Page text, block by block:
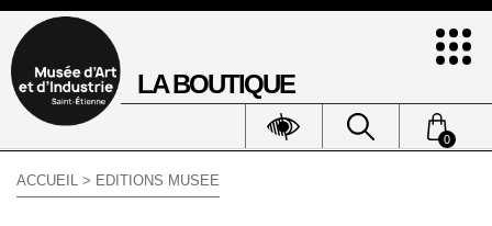
LA BOUTIQUE
0
ACCUEIL > EDITIONS MUSEE